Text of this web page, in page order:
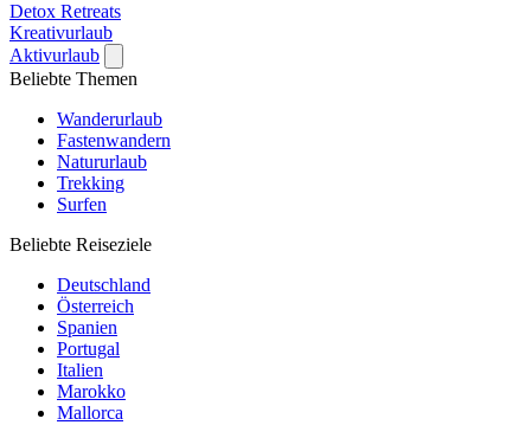
Detox Retreats
Kreativurlaub
Aktivurlaub
Beliebte Themen
Wanderurlaub
Fastenwandern
Natururlaub
Trekking
Surfen
Beliebte Reiseziele
Deutschland
Österreich
Spanien
Portugal
Italien
Marokko
Mallorca